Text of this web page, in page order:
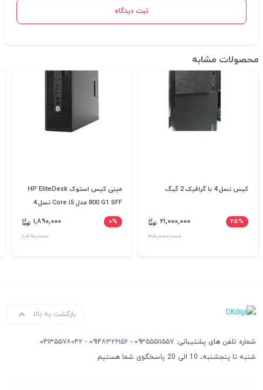
ثبت دیدگاه
محصولات مشابه
کیس نسل 4 با گرافیک 2 گیگ
۲۵%
۲۱,۰۰۰,۰۰۰
۲۸,۰۰۰,۰۰۰
مینی کیس استوک HP EliteDesk
800 G1 SFF مدل Core i5 نسل 4
۰%
۱,۸۹۰,۰۰۰
۱,۸۹۰,۰۰۰
بازگشت به بالا
شماره تلفن های پشتیبانی: ۰۹۳۵۵۵۱۱۵۵۷ - ۰۹۱۴۸۳۲۶۱۵۶ - ۰۴۱۳۵۵۷۸۰۴۲
شنبه تا پنجشنبه، 10 الی 20 پاسخگوی شما هستیم